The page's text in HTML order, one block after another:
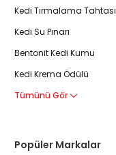
Kedi Tırmalama Tahtası
Kedi Su Pınarı
Bentonit Kedi Kumu
Kedi Krema Ödülü
Tümünü Gör
Popüler Markalar